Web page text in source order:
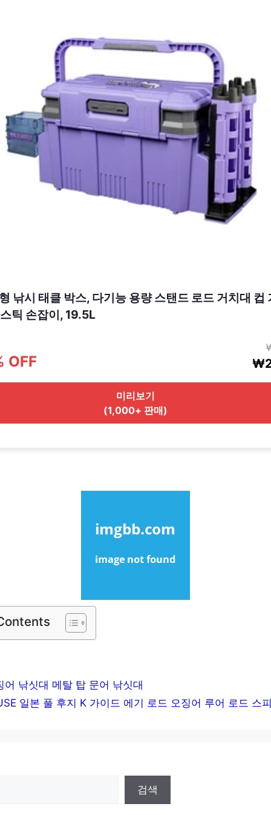
낚시 태클 박스, 다기능 용량 스탠드 로드 거치대 컵
틱 손잡이, 19.5L
OFF
미리보기
(1,000+ 판매)
어 낚싯대 메탈 탑 문어 낚싯대
일본 풀 후지 K 가이드 에기 로드 오징어 루어 로드 스
검색